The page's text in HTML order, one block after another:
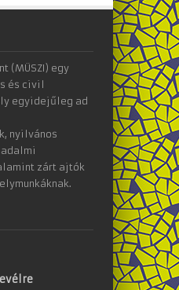
(MÜSZI) egy
és civil
egyidejűleg ad
nyilvános
zárt ajtók